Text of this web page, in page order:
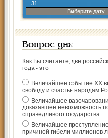
31
Выберите дату
Вопрос дня
Как Вы считаете, две
года - это
Величайшее событие ХХ
свободу и счастье народам
Величайшее
доказавшее невозможность
справедливого государства
Величайшее
причиной гибели миллионов